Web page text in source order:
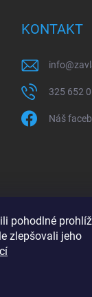
pohodlné
zlepšovali jeho
KONTAKT
info@
325 652
Náš